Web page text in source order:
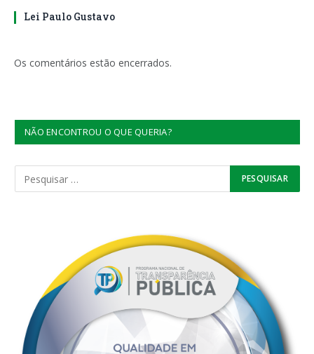
Lei Paulo Gustavo
Os comentários estão encerrados.
NÃO ENCONTROU O QUE QUERIA?